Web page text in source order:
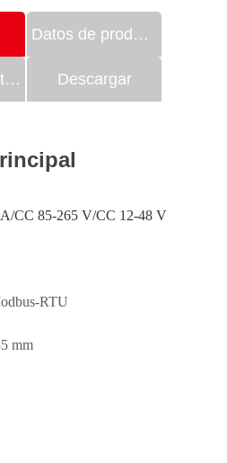
Datos de productos
Tamaño de instalación Descargar